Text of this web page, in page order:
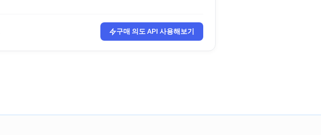
z********@letelegramme.fr
f******@letelegramme.fr
m*******@letelegramme.fr
l***********@letelegramme.fr
구매 의도 API 사용해보기